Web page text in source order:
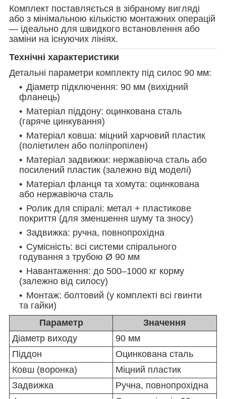
Комплект поставляється в зібраному вигляді
або з мінімальною кількістю монтажних операцій
— ідеально для швидкого встановлення або
заміни на існуючих лініях.
Технічні характеристики
Детальні параметри комплекту під силос 90 мм:
Діаметр підключення: 90 мм (вихідний
фланець)
Матеріал піддону: оцинкована сталь
(гаряче цинкування)
Матеріал ковша: міцний харчовий пластик
(поліетилен або поліпропілен)
Матеріал задвижки: нержавіюча сталь або
посилений пластик (залежно від моделі)
Матеріал фланця та хомута: оцинкована
або нержавіюча сталь
Ролик для спіралі: метал + пластикове
покриття (для зменшення шуму та зносу)
Задвижка: ручна, повнопрохідна
Сумісність: всі системи спірального
годування з трубою Ø 90 мм
Навантаження: до 500–1000 кг корму
(залежно від силосу)
Монтаж: болтовий (у комплекті всі гвинти
та гайки)
Параметр
Значення
Діаметр виходу
90 мм
Піддон
Оцинкована сталь
Ковш (воронка)
Міцний пластик
Задвижка
Ручна, повнопрохідна